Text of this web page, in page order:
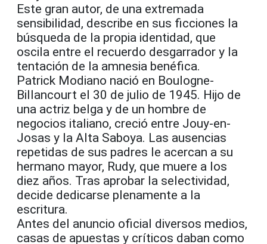
Este gran autor, de una extremada
sensibilidad, describe en sus ficciones la
búsqueda de la propia identidad, que
oscila entre el recuerdo desgarrador y la
tentación de la amnesia benéfica.
Patrick Modiano nació en Boulogne-
Billancourt el 30 de julio de 1945. Hijo de
una actriz belga y de un hombre de
negocios italiano, creció entre Jouy-en-
Josas y la Alta Saboya. Las ausencias
repetidas de sus padres le acercan a su
hermano mayor, Rudy, que muere a los
diez años. Tras aprobar la selectividad,
decide dedicarse plenamente a la
escritura.
Antes del anuncio oficial diversos medios,
casas de apuestas y críticos daban como